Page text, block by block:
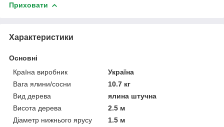
Приховати
Характеристики
Основні
Країна виробник
Україна
Вага ялини/сосни
10.7 кг
Вид дерева
ялина штучна
Висота дерева
2.5 м
Діаметр нижнього ярусу
1.5 м